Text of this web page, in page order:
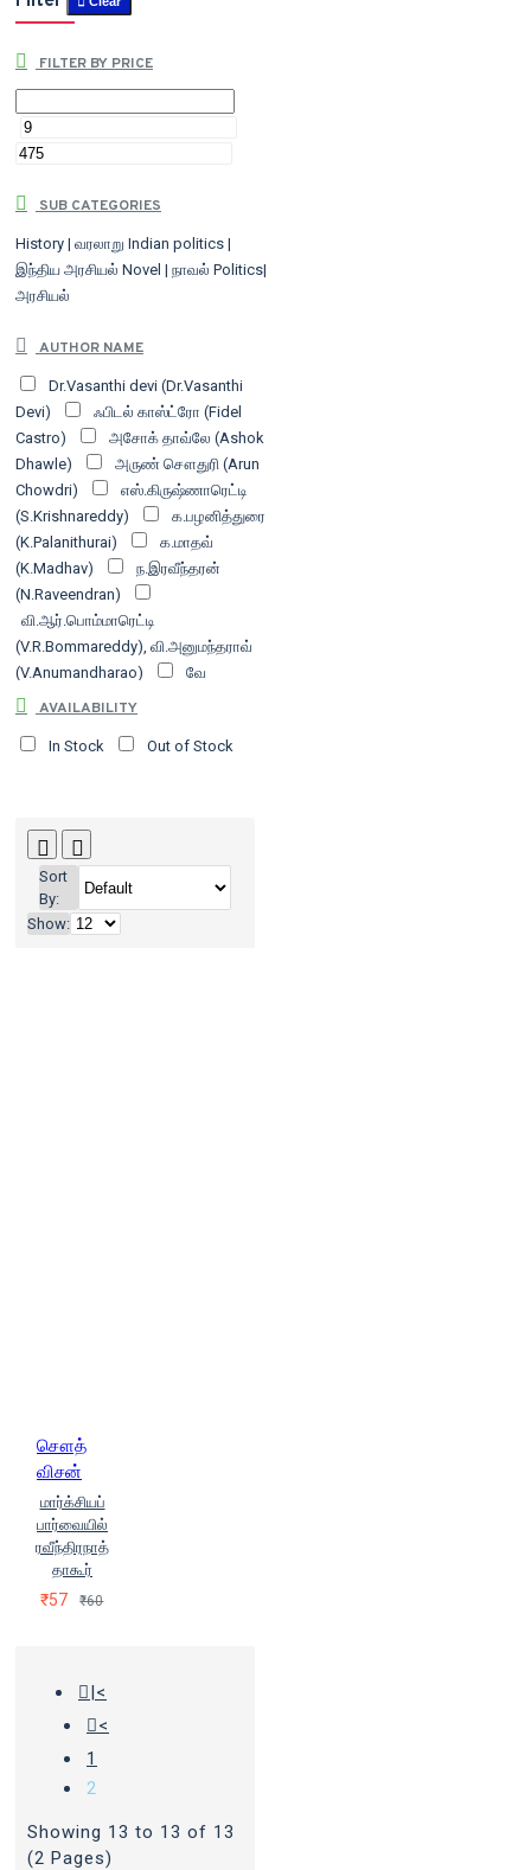
FILTER BY PRICE
SUB CATEGORIES
History | வரலாறு Indian politics |
இந்திய அரசியல் Novel | நாவல் Politics|
அரசியல்
AUTHOR NAME
Dr.Vasanthi devi (Dr.Vasanthi
Devi)
ஃபிடல் காஸ்ட்ரோ (Fidel
Castro)
அசோக் தாவ்லே (Ashok
Dhawle)
அருண் சௌதுரி (Arun
Chowdri)
எஸ்.கிருஷ்ணாரெட்டி
(S.Krishnareddy)
க.பழனித்துரை
(K.Palanithurai)
க.மாதவ்
(K.Madhav)
ந.இரவீந்தரன்
(N.Raveendran)
வி.ஆர்.பொம்மாரெட்டி
(V.R.Bommareddy), வி.அனுமந்தராவ்
(V.Anumandharao)
வே
மீனாட்சிசுந்தரம்
AVAILABILITY
In Stock Out of Stock
Sort
By:
Show:
சௌத்
விசன்
மார்க்சியப்
பார்வையில்
ரவீந்திரநாத்
தாகூர்
₹57 ₹60
|<
<
1
2
Showing 13 to 13 of 13
(2 Pages)